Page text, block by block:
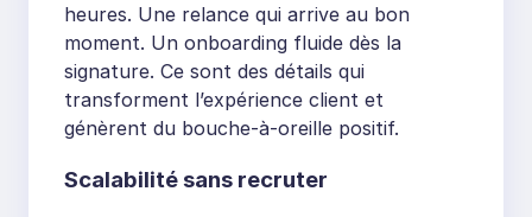
heures. Une relance qui arrive au bon
moment. Un onboarding fluide dès la
signature. Ce sont des détails qui
transforment l’expérience client et
génèrent du bouche-à-oreille positif.
Scalabilité sans recruter